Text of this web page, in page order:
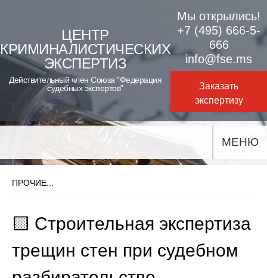
content
ЦЕНТР
КРИМИНАЛИСТИЧЕСКИХ
ЭКСПЕРТИЗ
Действительный член Союза "Федерация
судебных экспертов"
Мы открылись!
+7 (495) 666-5-
666
info@fse.ms
Заказать
экспертизу
МЕНЮ
ПРОЧИЕ...
🟨 Строительная экспертиза
трещин стен при судебном